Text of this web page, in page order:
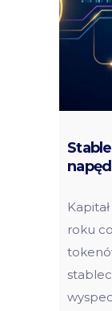
roku